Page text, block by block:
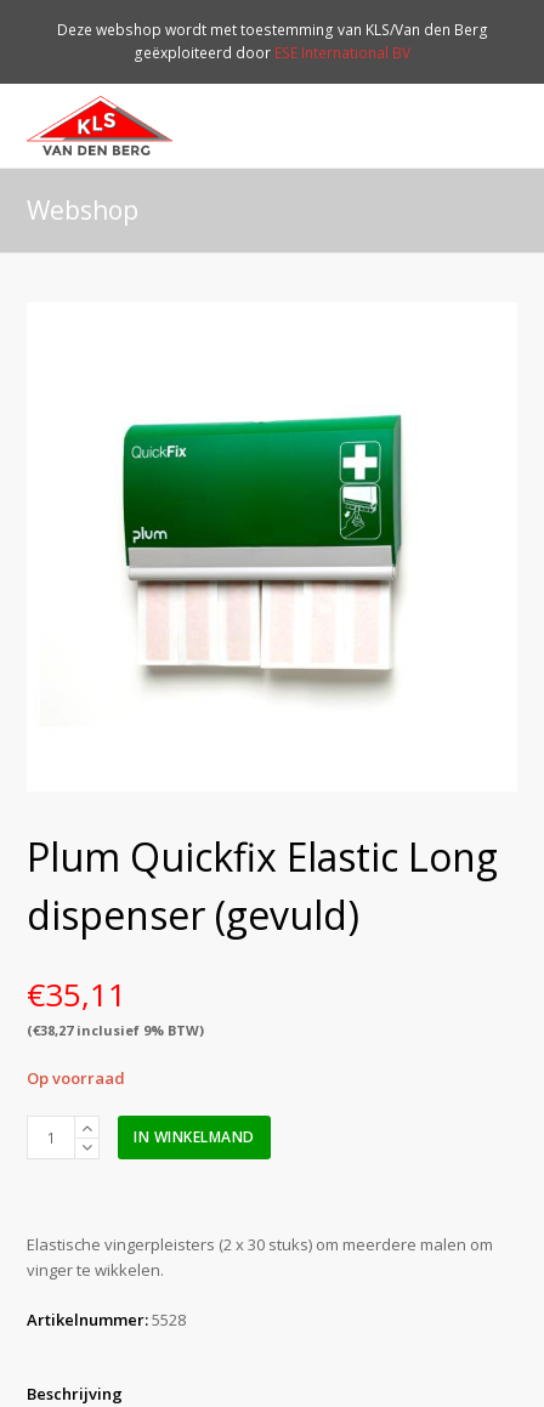
Deze webshop wordt met toestemming van KLS/Van den Berg
geëxploiteerd door ESE International BV
Webshop
Plum Quickfix Elastic Long
dispenser (gevuld)
€35,11
(€38,27inclusief 9% BTW)
Op voorraad
Quickfix
(gevuld)
aantal
IN WINKELMAND
Elastische vingerpleisters (2 x 30 stuks) om meerdere malen om
vinger te wikkelen.
Artikelnummer:5528
Beschrijving